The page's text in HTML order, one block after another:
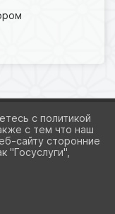
с политикой
с тем что наш
сайту сторонние
"Госуслуги",